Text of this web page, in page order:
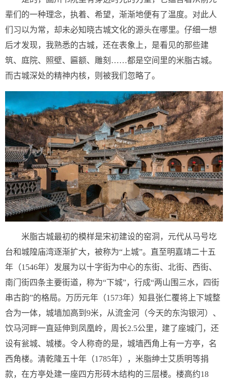
辈们的一种理念，执着、希望，渐渐地便有了温度。对此人
们习以为常，却未必知晓古城文化的源头在哪里。仔细一想
后才发现，我熟悉的古城，还在表象上，是看见的那些建
筑、庭院、照壁、匾额、雕刻……都是空间里的米脂古城。
而古城深处的精神内核，则被我们忽略了。
米脂古城最初的模样是宋初建设的窑洞，元代从马号圪
台和城隍庙湾逐渐扩大，被称为“上城”。直至明嘉靖二十五
年（1546年）发展为以十字街为中心的东街、北街、西街、
南门街四条主要街道，称为“下城”，行成“两山围三水，四街
串古韵”的格局。万历元年（1573年）知县张仁覆将上下城整
合为一体，城墙加高到9米，从流金河（今天的东沟银河）、
饮马河畔一直延伸到凤凰岭，周长2.5公里，建了座城门，还
设有瓮城、城楼。令人称奇的是，城墙西角上有一方亭，名
西角楼。清乾隆五十年（1785年），米脂绅士艾质明等捐
款，在方亭处建一座四方形砖木结构的三层楼。楼高约18